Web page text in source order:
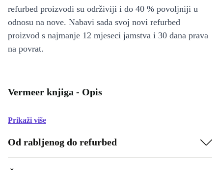
refurbed proizvodi su održiviji i do 40 % povoljniji u
odnosu na nove. Nabavi sada svoj novi refurbed
proizvod s najmanje 12 mjeseci jamstva i 30 dana prava
na povrat.
Vermeer knjiga - Opis
Prikaži više
Od rabljenog do refurbed